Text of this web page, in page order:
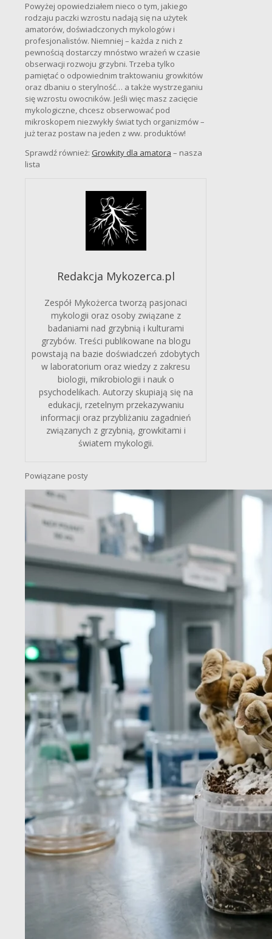
Powyżej opowiedziałem nieco o tym, jakiego
rodzaju paczki wzrostu nadają się na użytek
amatorów, doświadczonych mykologów i
profesjonalistów. Niemniej – każda z nich z
pewnością dostarczy mnóstwo wrażeń w czasie
obserwacji rozwoju grzybni. Trzeba tylko
pamiętać o odpowiednim traktowaniu growkitów
oraz dbaniu o sterylność… a także wystrzeganiu
się wzrostu owocników. Jeśli więc masz zacięcie
mykologiczne, chcesz obserwować pod
mikroskopem niezwykły świat tych organizmów –
już teraz postaw na jeden z ww. produktów!
Sprawdź również: Growkity dla amatora – nasza
lista
Redakcja Mykozerca.pl
Zespół Mykożerca tworzą pasjonaci
mykologii oraz osoby związane z
badaniami nad grzybnią i kulturami
grzybów. Treści publikowane na blogu
powstają na bazie doświadczeń zdobytych
w laboratorium oraz wiedzy z zakresu
biologii, mikrobiologii i nauk o
psychodelikach. Autorzy skupiają się na
edukacji, rzetelnym przekazywaniu
informacji oraz przybliżaniu zagadnień
związanych z grzybnią, growkitami i
światem mykologii.
Powiązane posty